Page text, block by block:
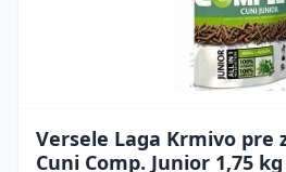
Versele Laga Krmivo pre
Cuni Comp. Junior 1,75 kg